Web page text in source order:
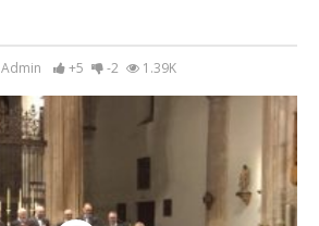
Admin +5 -2 1.39K